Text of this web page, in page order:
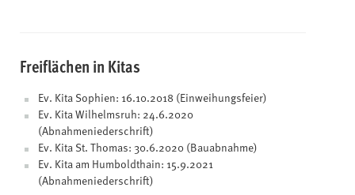
Freiflächen in Kitas
Ev. Kita Sophien: 16.10.2018 (Einweihungsfeier)
Ev. Kita Wilhelmsruh: 24.6.2020
(Abnahmeniederschrift)
Ev. Kita St. Thomas: 30.6.2020 (Bauabnahme)
Ev. Kita am Humboldthain: 15.9.2021
(Abnahmeniederschrift)